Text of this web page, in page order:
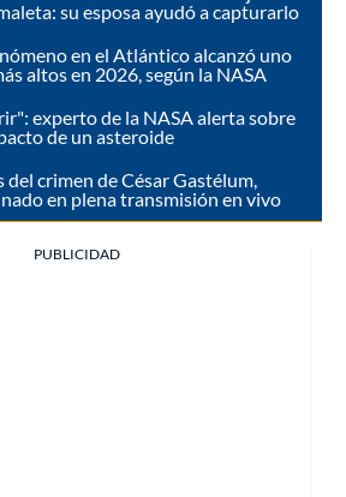
su esposa ayudó a capturarlo
en el Atlántico alcanzó uno
altos en 2026, según la NASA
experto de la NASA alerta sobre
de un asteroide
crimen de César Gastélum,
en plena transmisión en vivo
PUBLICIDAD